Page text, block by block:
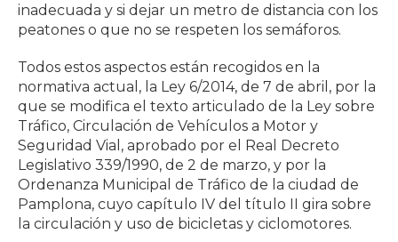
inadecuada y si dejar un metro de distancia con los
peatones o que no se respeten los semáforos.
Todos estos aspectos están recogidos en la
normativa actual, la Ley 6/2014, de 7 de abril, por la
que se modifica el texto articulado de la Ley sobre
Tráfico, Circulación de Vehículos a Motor y
Seguridad Vial, aprobado por el Real Decreto
Legislativo 339/1990, de 2 de marzo, y por la
Ordenanza Municipal de Tráfico de la ciudad de
Pamplona, cuyo capítulo IV del título II gira sobre
la circulación y uso de bicicletas y ciclomotores.